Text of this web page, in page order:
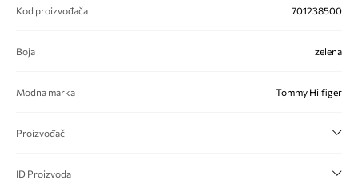
Kod proizvođača 701238500
Boja zelena
Modna marka Tommy Hilfiger
Proizvođač
ID Proizvoda